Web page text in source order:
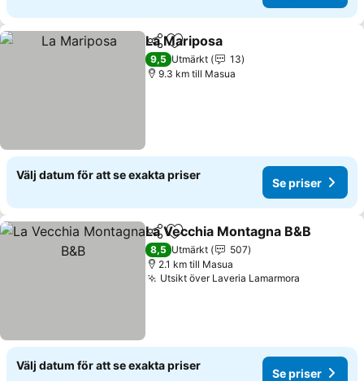
Dela Lägg till i Mina Favoriter
La Mariposa
9,5 Utmärkt
13
9.3 km till Masua
Välj datum för att se exakta priser
Se priser
Dela Lägg till i Mina Favoriter
La Vecchia Montagna B&B
8,5 Utmärkt
507
2.1 km till Masua
Utsikt över Laveria Lamarmora
Välj datum för att se exakta priser
Se priser